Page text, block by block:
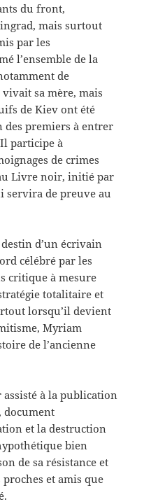
du front,
mais surtout
par les
l’ensemble de la
de
sa mère, mais
de Kiev ont été
des premiers à entrer
participe à
de crimes
Livre noir, initié par
servira de preuve au
d’un écrivain
célébré par les
critique à mesure
totalitaire et
lorsqu’il devient
Myriam
de l’ancienne
à la publication
document
et la destruction
bien
de sa résistance et
proches et amis que